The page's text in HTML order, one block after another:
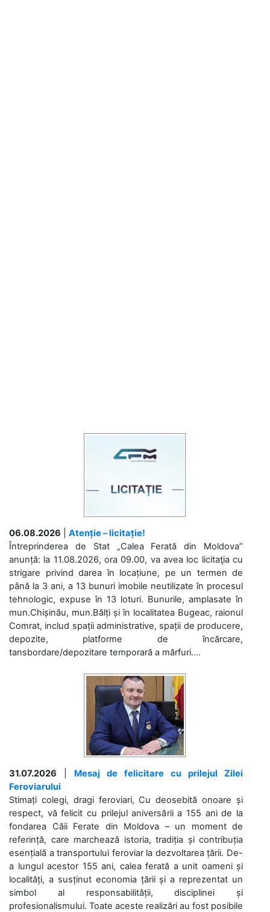
06.08.2026
Atenție – licitație!
Întreprinderea de Stat „Calea Ferată din Moldova”
anunță: la 11.08.2026, ora 09.00, va avea loc licitaţia cu
strigare privind darea în locațiune, pe un termen de
până la 3 ani, a 13 bunuri imobile neutilizate în procesul
tehnologic, expuse în 13 loturi. Bunurile, amplasate în
mun.Chișinău, mun.Bălți și în localitatea Bugeac, raionul
Comrat, includ spații administrative, spații de producere,
depozite, platforme de încărcare,
tansbordare/depozitare temporară a mărfuri....
31.07.2026
Mesaj de felicitare cu prilejul Zilei
Feroviarului
Stimați colegi, dragi feroviari, Cu deosebită onoare și
respect, vă felicit cu prilejul aniversării a 155 ani de la
fondarea Căii Ferate din Moldova – un moment de
referință, care marchează istoria, tradiția și contribuția
esențială a transportului feroviar la dezvoltarea țării. De-
a lungul acestor 155 ani, calea ferată a unit oameni și
localități, a susținut economia țării și a reprezentat un
simbol al responsabilității, disciplinei și
profesionalismului. Toate aceste realizări au fost posibile